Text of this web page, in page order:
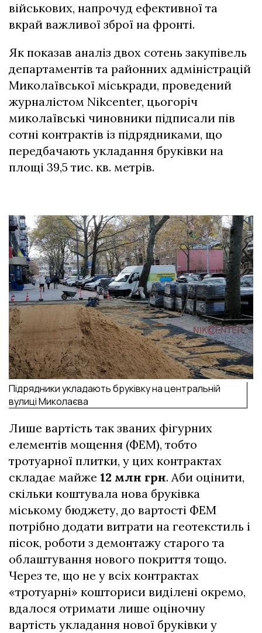
військових, напрочуд ефективної та
вкрай важливої зброї на фронті.
Як показав аналіз двох сотень закупівель
департаментів та районних адміністрацій
Миколаївської міськради, проведений
журналістом Nikcenter, цьогоріч
миколаївські чиновники підписали пів
сотні контрактів із підрядниками, що
передбачають укладання бруківки на
площі 39,5 тис. кв. метрів.
Підрядники укладають бруківку на центральній
вулиці Миколаєва
Лише вартість так званих фігурних
елементів мощення (ФЕМ), тобто
тротуарної плитки, у цих контрактах
складає майже 12 млн грн. Аби оцінити,
скільки коштувала нова бруківка
міському бюджету, до вартості ФЕМ
потрібно додати витрати на геотекстиль і
пісок, роботи з демонтажу старого та
облаштування нового покриття тощо.
Через те, що не у всіх контрактах
«тротуарні» кошториси виділені окремо,
вдалося отримати лише оціночну
вартість укладання нової бруківки у